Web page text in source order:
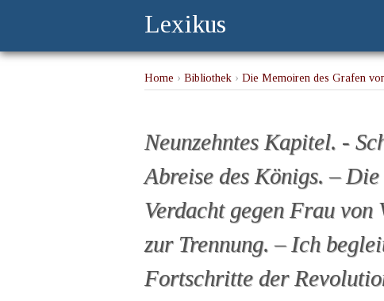
Lexikus
Home › Bibliothek › Die Memoiren des Grafen
Neunzehntes Kapitel. -
Abreise des Königs. –
Verdacht gegen Frau von
zur Trennung. – Ich
Fortschritte der